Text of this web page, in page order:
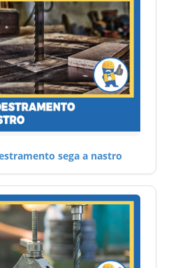
sega a nastro